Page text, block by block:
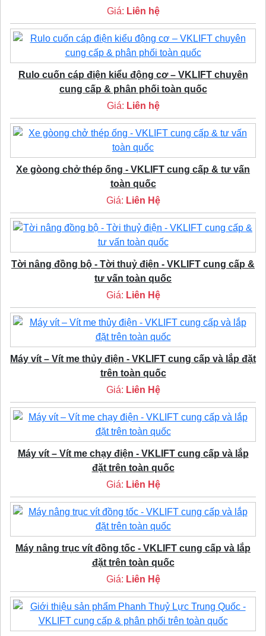
Giá: Liên hệ
Rulo cuốn cáp điện kiểu động cơ – VKLIFT chuyên
cung cấp & phân phối toàn quốc
Giá: Liên hệ
Xe gòong chở thép ống - VKLIFT cung cấp & tư vấn
toàn quốc
Giá: Liên Hệ
Tời nâng đồng bộ - Tời thuỷ điện - VKLIFT cung cấp &
tư vấn toàn quốc
Giá: Liên Hệ
Máy vít – Vít me thủy điện - VKLIFT cung cấp và lắp đặt
trên toàn quốc
Giá: Liên Hệ
Máy vít – Vít me chạy điện - VKLIFT cung cấp và lắp
đặt trên toàn quốc
Giá: Liên Hệ
Máy nâng trục vít đồng tốc - VKLIFT cung cấp và lắp
đặt trên toàn quốc
Giá: Liên Hệ